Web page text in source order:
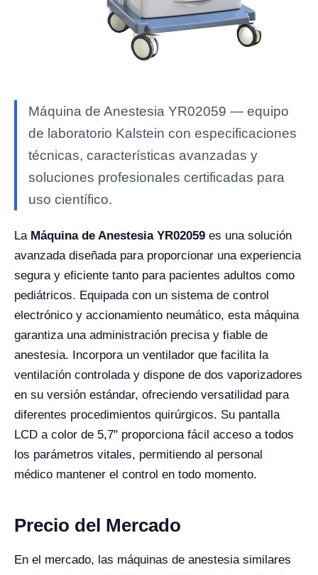
Máquina de Anestesia YR02059 — equipo
de laboratorio Kalstein con especificaciones
técnicas, características avanzadas y
soluciones profesionales certificadas para
uso científico.
La Máquina de Anestesia YR02059 es una solución
avanzada diseñada para proporcionar una experiencia
segura y eficiente tanto para pacientes adultos como
pediátricos. Equipada con un sistema de control
electrónico y accionamiento neumático, esta máquina
garantiza una administración precisa y fiable de
anestesia. Incorpora un ventilador que facilita la
ventilación controlada y dispone de dos vaporizadores
en su versión estándar, ofreciendo versatilidad para
diferentes procedimientos quirúrgicos. Su pantalla
LCD a color de 5,7" proporciona fácil acceso a todos
los parámetros vitales, permitiendo al personal
médico mantener el control en todo momento.
Precio del Mercado
En el mercado, las máquinas de anestesia similares